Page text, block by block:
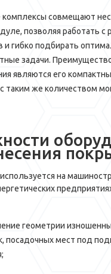
совмещают
позволяя работать с
и гибко подбирать
задачи.
являются его
таким же количеством
на
геометрии
посадочных мест под